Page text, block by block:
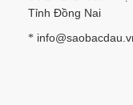
Tỉnh Đồng Nai
*